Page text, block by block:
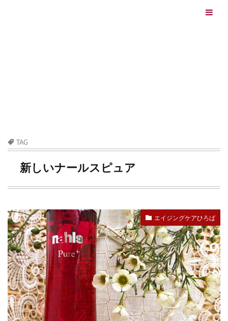
TAG
新しいナールスピュア
エイジングケアひろば